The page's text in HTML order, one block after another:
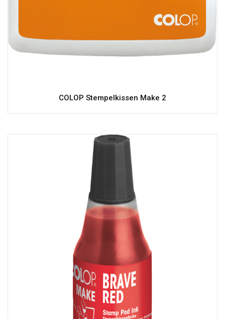
COLOP Stempelkissen Make 2